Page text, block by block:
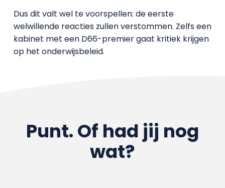
Dus dit valt wel te voorspellen: de eerste
welwillende reacties zullen verstommen. Zelfs een
kabinet met een D66-premier gaat kritiek krijgen
op het onderwijsbeleid.
Punt. Of had jij nog
wat?